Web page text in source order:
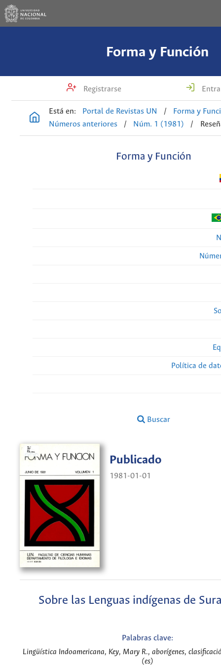
Forma y Función
Registrarse
Está en: Portal de Revistas UN /
Forma y
Números anteriores
/ Núm. 1 (1981) /
Forma y Función
Política de
Buscar
Publicado
1981-01-01
Sobre las Lenguas indígenas de
Palabras clave:
Lingüística Indoamericana, Key, Mary R., aborígenes,
(es)